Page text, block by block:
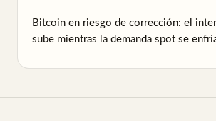
Bitcoin en riesgo de corrección: el
sube mientras la demanda spot se